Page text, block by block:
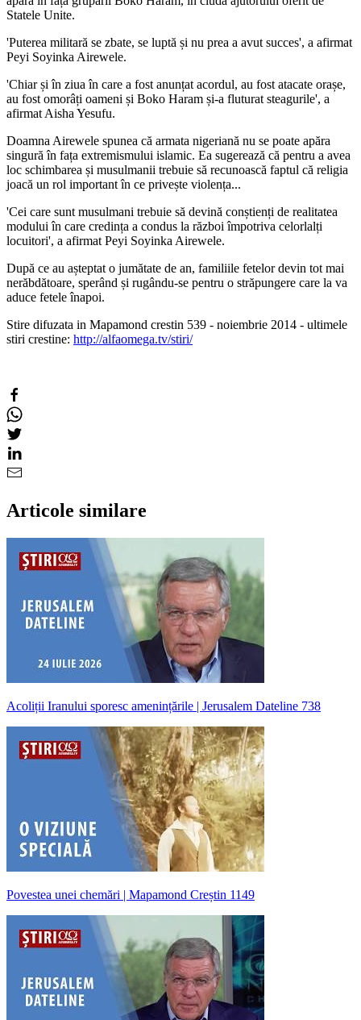
Statele Unite.
'Puterea militară se zbate, se luptă și nu prea a avut succes', a afirmat
Peyi Soyinka Airewele.
'Chiar și în ziua în care a fost anunțat acordul, au fost atacate orașe,
au fost omorâți oameni și Boko Haram și-a fluturat steagurile', a
afirmat Aisha Yesufu.
Doamna Airewele spunea că armata nigeriană nu se poate apăra
singură în fața extremismului islamic. Ea sugerează că pentru a avea
loc schimbarea și musulmanii trebuie să recunoască faptul că religia
joacă un rol important în ce privește violența...
'Cei care sunt musulmani trebuie să devină conștienți de realitatea
modului în care credința a condus la război împotriva celorlalți
locuitori', a afirmat Peyi Soyinka Airewele.
După ce au așteptat o jumătate de an, familiile fetelor devin tot mai
nerăbdătoare, sperând și rugându-se pentru o străpungere care la va
aduce fetele înapoi.
Stire difuzata in Mapamond crestin 539 - noiembrie 2014 - ultimele
stiri crestine: http://alfaomega.tv/stiri/
Articole similare
Acoliții Iranului sporesc amenințările | Jerusalem Dateline 738
Povestea unei chemări | Mapamond Creștin 1149